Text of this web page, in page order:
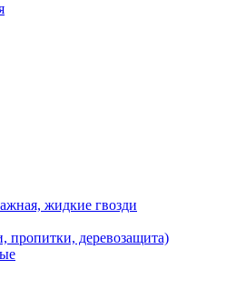
жидкие гвозди
пропитки, деревозащита)